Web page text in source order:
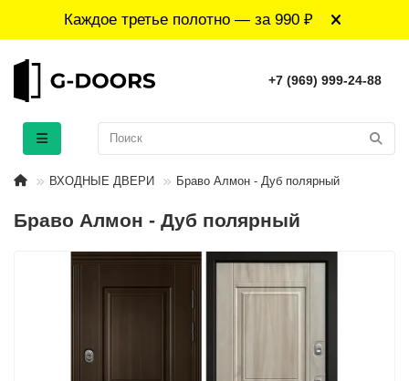
Каждое третье полотно — за 990 ₽
+7 (969) 999-24-88
ВХОДНЫЕ ДВЕРИ Браво Алмон - Дуб полярный
Браво Алмон - Дуб полярный